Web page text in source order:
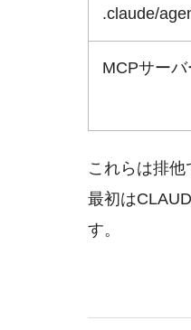
.claude/
MCPサーバ
これらは排他
最初は
す。